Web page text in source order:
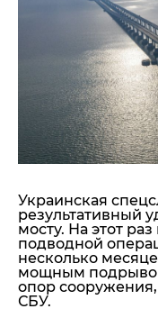
Оккупация Крыма
Новости Крыма
Армия Украины
Пресс-релизы
Пресс-релизы
Украинская
результативный
мосту. На этот
подводной
несколько
мощным
опор сооружения,
СБУ.